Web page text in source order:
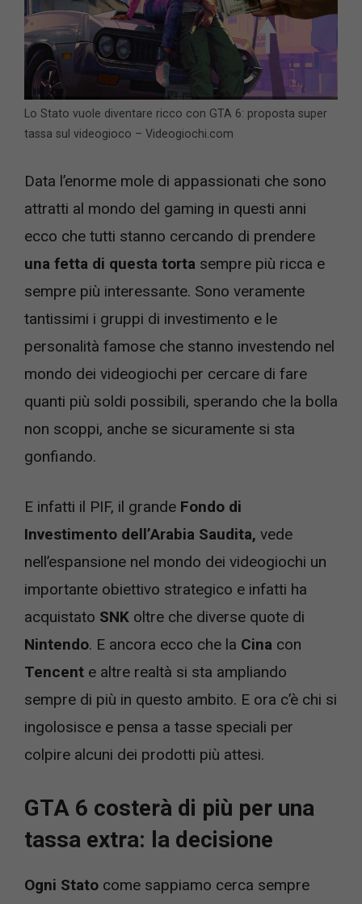
Lo Stato vuole diventare ricco con GTA 6: proposta super
tassa sul videogioco – Videogiochi.com
Data l’enorme mole di appassionati che sono
attratti al mondo del gaming in questi anni
ecco che tutti stanno cercando di prendere
una fetta di questa torta sempre più ricca e
sempre più interessante. Sono veramente
tantissimi i gruppi di investimento e le
personalità famose che stanno investendo nel
mondo dei videogiochi per cercare di fare
quanti più soldi possibili, sperando che la bolla
non scoppi, anche se sicuramente si sta
gonfiando.
E infatti il PIF, il grande Fondo di
Investimento dell’Arabia Saudita, vede
nell’espansione nel mondo dei videogiochi un
importante obiettivo strategico e infatti ha
acquistato SNK oltre che diverse quote di
Nintendo. E ancora ecco che la Cina con
Tencent e altre realtà si sta ampliando
sempre di più in questo ambito. E ora c’è chi si
ingolosisce e pensa a tasse speciali per
colpire alcuni dei prodotti più attesi.
GTA 6 costerà di più per una
tassa extra: la decisione
Ogni Stato come sappiamo cerca sempre